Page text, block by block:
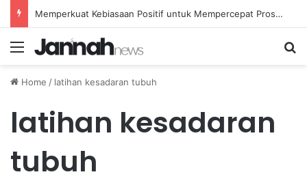
Memperkuat Kebiasaan Positif untuk Mempercepat Proses Pemulihan Mental Anda
Menu
Home / latihan kesadaran tubuh
latihan kesadaran
tubuh